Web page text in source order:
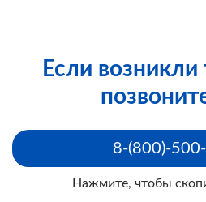
Если возникли
8-(800)-
Нажмите, чтобы